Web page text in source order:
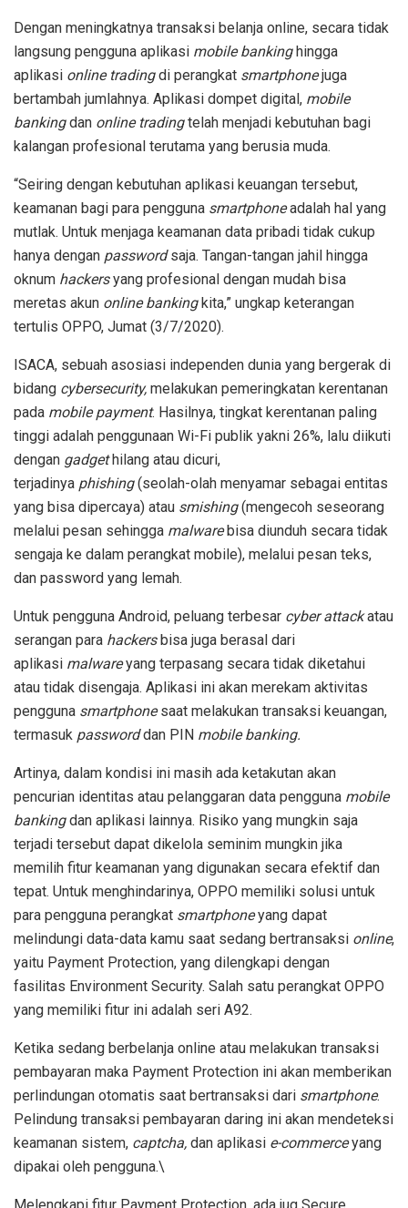
Dengan meningkatnya transaksi belanja online, secara tidak
langsung pengguna aplikasi mobile bankinghingga
aplikasi online tradingdi perangkat smartphonejuga
bertambah jumlahnya. Aplikasi dompet digital, mobile
bankingdan online tradingtelah menjadi kebutuhan bagi
kalangan profesional terutama yang berusia muda.
“Seiring dengan kebutuhan aplikasi keuangan tersebut,
keamanan bagi para pengguna smartphoneadalah hal yang
mutlak. Untuk menjaga keamanan data pribadi tidak cukup
hanya dengan passwordsaja. Tangan-tangan jahil hingga
oknum hackersyang profesional dengan mudah bisa
meretas akun online bankingkita,” ungkap keterangan
tertulis OPPO, Jumat (3/7/2020).
ISACA, sebuah asosiasi independen dunia yang bergerak di
bidang cybersecurity, melakukan pemeringkatan kerentanan
pada mobile payment. Hasilnya, tingkat kerentanan paling
tinggi adalah penggunaan Wi-Fi publik yakni 26%, lalu diikuti
dengan gadgethilang atau dicuri,
terjadinya phishing(seolah-olah menyamar sebagai entitas
yang bisa dipercaya) atau smishing(mengecoh seseorang
melalui pesan sehingga malwarebisa diunduh secara tidak
sengaja ke dalam perangkat mobile), melalui pesan teks,
dan password yang lemah.
Untuk pengguna Android, peluang terbesar cyber attackatau
serangan para hackersbisa juga berasal dari
aplikasi malwareyang terpasang secara tidak diketahui
atau tidak disengaja. Aplikasi ini akan merekam aktivitas
pengguna smartphonesaat melakukan transaksi keuangan,
termasuk passworddan PIN mobile banking.
Artinya, dalam kondisi ini masih ada ketakutan akan
pencurian identitas atau pelanggaran data pengguna mobile
bankingdan aplikasi lainnya. Risiko yang mungkin saja
terjadi tersebut dapat dikelola seminim mungkin jika
memilih fitur keamanan yang digunakan secara efektif dan
tepat. Untuk menghindarinya, OPPO memiliki solusi untuk
para pengguna perangkat smartphoneyang dapat
melindungi data-data kamu saat sedang bertransaksi online,
yaitu Payment Protection, yang dilengkapi dengan
fasilitas Environment Security. Salah satu perangkat OPPO
yang memiliki fitur ini adalah seri A92.
Ketika sedang berbelanja online atau melakukan transaksi
pembayaran maka Payment Protection ini akan memberikan
perlindungan otomatis saat bertransaksi dari smartphone.
Pelindung transaksi pembayaran daring ini akan mendeteksi
keamanan sistem, captcha, dan aplikasi e-commerceyang
dipakai oleh pengguna.\